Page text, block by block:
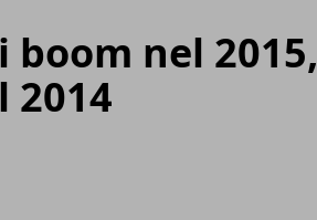
boom nel 2015,
2014